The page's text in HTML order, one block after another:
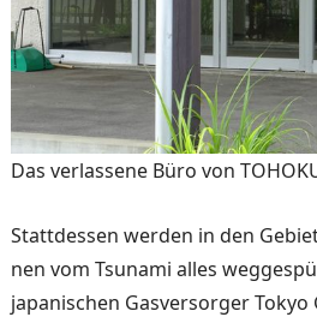
Das verlassene Büro von
Stattdessen werden in den
nen vom Tsunami alles
japanischen Gasversorger